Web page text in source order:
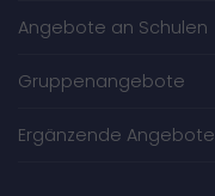
Angebote an Schulen
Gruppenangebote
Ergänzende Angebote